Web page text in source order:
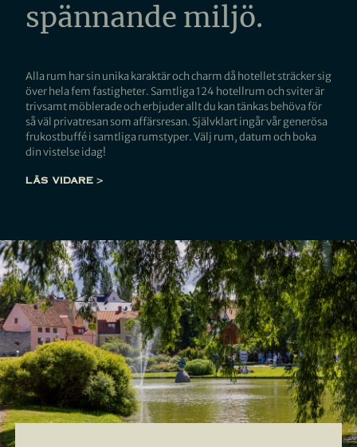
spännande miljö.
Alla rum har sin unika karaktär och charm då hotellet sträcker sig
över hela fem fastigheter. Samtliga 124 hotellrum och sviter är
trivsamt möblerade och erbjuder allt du kan tänkas behöva för
så väl privatresan som affärsresan. Självklart ingår vår generösa
frukostbuffé i samtliga rumstyper. Välj rum, datum och boka
din vistelse idag!
LÄS VIDARE >